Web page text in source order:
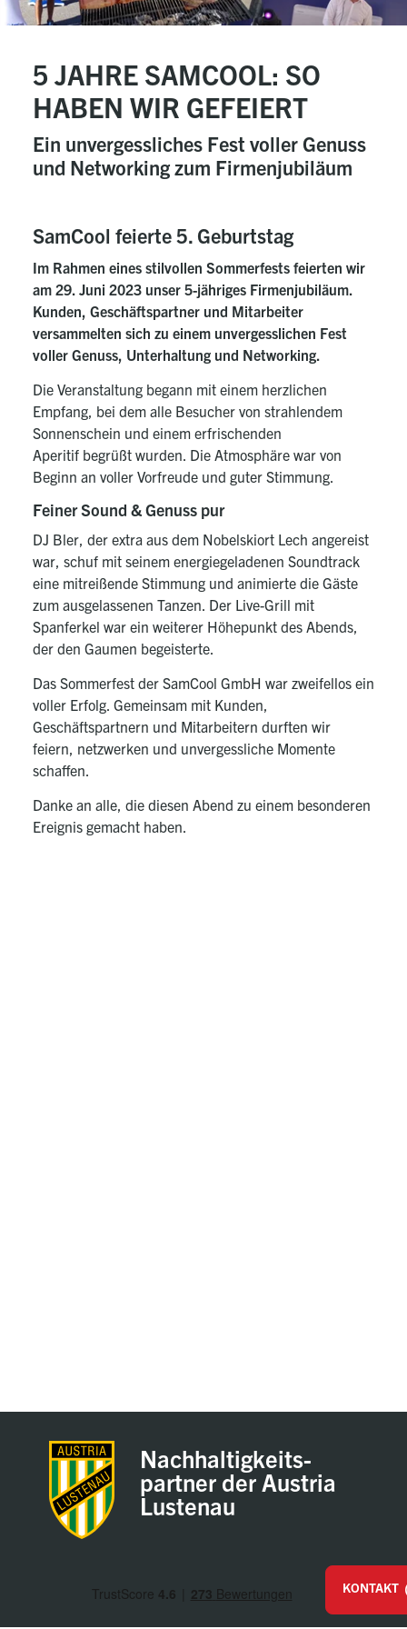
5 JAHRE SAMCOOL: SO
HABEN WIR GEFEIERT
Ein unvergessliches Fest voller Genuss
und Networking zum Firmenjubiläum
SamCool feierte 5. Geburtstag
Im Rahmen eines stilvollen Sommerfests feierten wir
am 29. Juni 2023 unser 5-jähriges Firmenjubiläum.
Kunden, Geschäftspartner und Mitarbeiter
versammelten sich zu einem unvergesslichen Fest
voller Genuss, Unterhaltung und Networking.
Die Veranstaltung begann mit einem herzlichen
Empfang, bei dem alle Besucher von strahlendem
Sonnenschein und einem erfrischenden
Aperitif begrüßt wurden. Die Atmosphäre war von
Beginn an voller Vorfreude und guter Stimmung.
Feiner Sound & Genuss pur
DJ Bler, der extra aus dem Nobelskiort Lech angereist
war, schuf mit seinem energiegeladenen Soundtrack
eine mitreißende Stimmung und animierte die Gäste
zum ausgelassenen Tanzen. Der Live-Grill mit
Spanferkel war ein weiterer Höhepunkt des Abends,
der den Gaumen begeisterte.
Das Sommerfest der SamCool GmbH war zweifellos ein
voller Erfolg. Gemeinsam mit Kunden,
Geschäftspartnern und Mitarbeitern durften wir
feiern, netzwerken und unvergessliche Momente
schaffen.
Danke an alle, die diesen Abend zu einem besonderen
Ereignis gemacht haben.
Nachhaltigkeits-
partner der Austria
Lustenau
KONTAKT